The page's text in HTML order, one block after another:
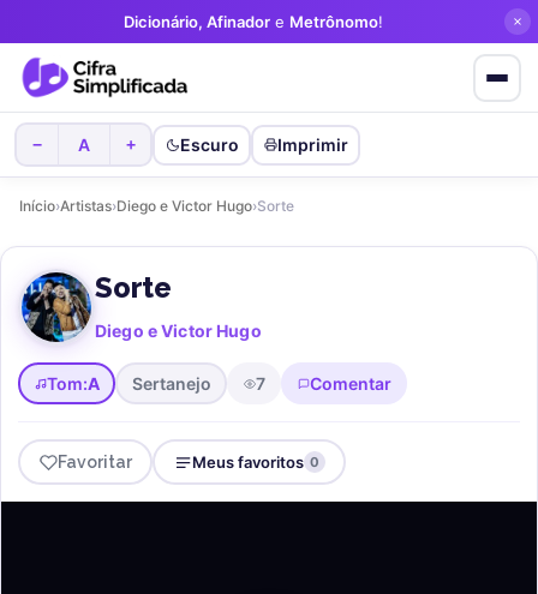
Dicionário, Afinador e Metrônomo!
− A + Escuro Imprimir
Início›Artistas›Diego e Victor Hugo›Sorte
Sorte
Diego e Victor Hugo
Tom:A Sertanejo 7 Comentar
Favoritar Meus favoritos 0